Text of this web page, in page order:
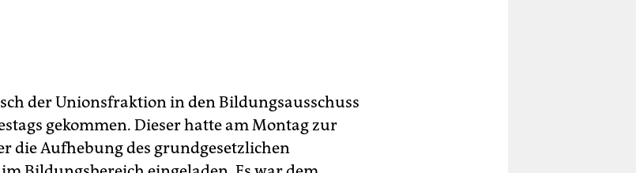
der Unionsfraktion in den Bildungsausschuss
gekommen. Dieser hatte am Montag zur
die Aufhebung des grundgesetzlichen